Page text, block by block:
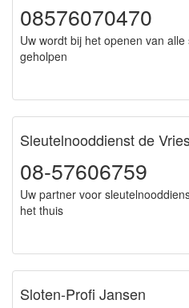
08576070470
Uw wordt bij het openen van
geholpen
Sleutelnooddienst de
08-57606759
Uw partner voor
het thuis
Sloten-Profi Jansen